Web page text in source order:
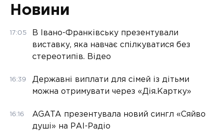
Новини
17:05
В Івано-Франківську презентували
виставку, яка навчає спілкуватися без
стереотипів. Відео
16:39
Державні виплати для сімей із дітьми
можна отримувати через «Дія.Картку»
16:16
AGATA презентувала новий сингл «Сяйво
душі» на РАІ-Радіо